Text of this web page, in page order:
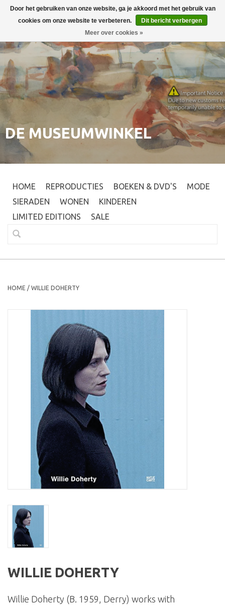
Inloggen 0
DE MUSEUMWINKEL
HOME REPRODUCTIES BOEKEN & DVD'S
MODE
SIERADEN
WONEN
KINDEREN
LIMITED EDITIONS
SALE
HOME / WILLIE DOHERTY
WILLIE DOHERTY
Willie Doherty (B. 1959, Derry) works with
Door het gebruiken van onze website, ga je akkoord met het gebruik van
cookies om onze website te verbeteren.
Dit bericht verbergen
Meer over cookies »